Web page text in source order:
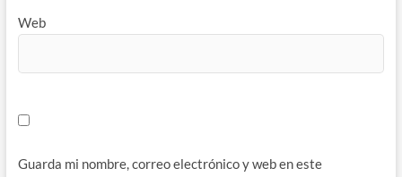
Web
Guarda mi nombre, correo electrónico y web en este